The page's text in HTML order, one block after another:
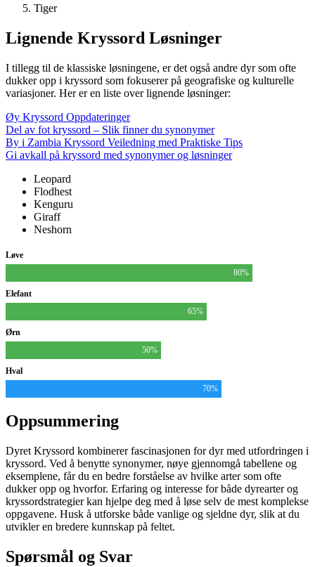
Tiger
Lignende Kryssord Løsninger
I tillegg til de klassiske løsningene, er det også andre dyr som ofte
dukker opp i kryssord som fokuserer på geografiske og kulturelle
variasjoner. Her er en liste over lignende løsninger:
Øy Kryssord Oppdateringer
Del av fot kryssord – Slik finner du synonymer
By i Zambia Kryssord Veiledning med Praktiske Tips
Gi avkall på kryssord med synonymer og løsninger
Leopard
Flodhest
Kenguru
Giraff
Neshorn
Løve
80%
Elefant
65%
Ørn
50%
Hval
70%
Oppsummering
Dyret Kryssord kombinerer fascinasjonen for dyr med utfordringen i
kryssord. Ved å benytte synonymer, nøye gjennomgå tabellene og
eksemplene, får du en bedre forståelse av hvilke arter som ofte
dukker opp og hvorfor. Erfaring og interesse for både dyrearter og
kryssordstrategier kan hjelpe deg med å løse selv de mest komplekse
oppgavene. Husk å utforske både vanlige og sjeldne dyr, slik at du
utvikler en bredere kunnskap på feltet.
Spørsmål og Svar